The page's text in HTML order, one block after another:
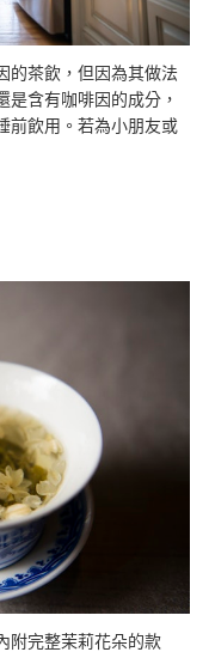
的茶飲，但因為其做法
含有咖啡因的成分，
前飲用。若為小朋友或
附完整茉莉花朵的款